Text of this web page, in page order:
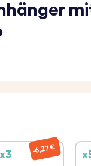
x3 6,27 €